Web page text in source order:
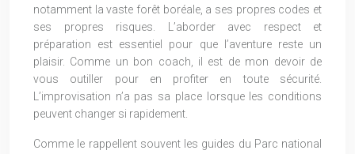
notamment la vaste forêt boréale, a ses propres codes et
ses propres risques. L’aborder avec respect et
préparation est essentiel pour que l’aventure reste un
plaisir. Comme un bon coach, il est de mon devoir de
vous outiller pour en profiter en toute sécurité.
L’improvisation n’a pas sa place lorsque les conditions
peuvent changer si rapidement.
Comme le rappellent souvent les guides du Parc national